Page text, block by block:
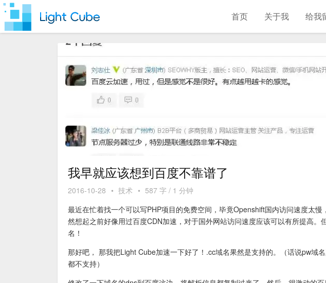
首页 关于我 给我
我早就应该想到百度不靠谱了
2016-10-28 • 技术 • 587 字 / 1 分钟
最近在忙着找一个可以写PHP项目的免费空间，毕竟Openshift国内访问速度太
然想起之前好像用过百度CDN加速，对于国外网站访问速度应该可以有所提高。
名！
那好吧， 那我把Light Cube加速一下好了！.cc域名果然是支持的。（话说pw域
都不支持）